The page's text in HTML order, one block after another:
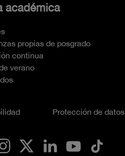
académica
propias de posgrado
continua
verano
Protección de datos